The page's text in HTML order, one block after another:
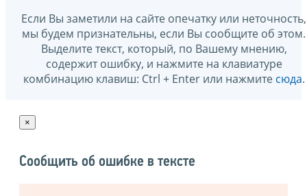
Если Вы заметили на сайте опечатку или неточность,
мы будем признательны, если Вы сообщите об этом.
Выделите текст, который, по Вашему мнению,
содержит ошибку, и нажмите на клавиатуре
комбинацию клавиш: Ctrl + Enter или нажмите сюда.
×
Сообщить об ошибке в тексте